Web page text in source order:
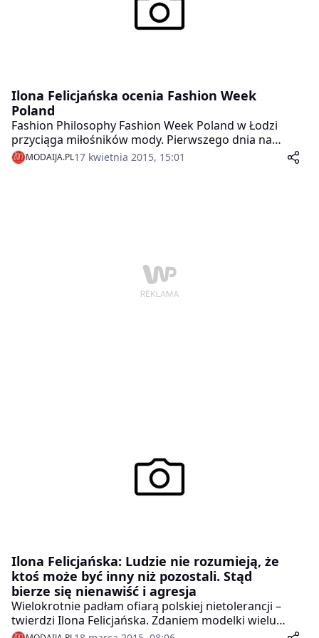
Ilona Felicjańska ocenia Fashion Week
Poland
Fashion Philosophy Fashion Week Poland w Łodzi
przyciąga miłośników mody. Pierwszego dnia na
pokazie pojawiła się Ilona Felicjańska. Jak oceniła
projekty?
MODAIJA.PL17 kwietnia 2015, 15:01
Ilona Felicjańska: Ludzie nie rozumieją, że
ktoś może być inny niż pozostali. Stąd
bierze się nienawiść i agresja
Wielokrotnie padłam ofiarą polskiej nietolerancji –
twierdzi Ilona Felicjańska. Zdaniem modelki wielu
Polakom wciąż trudno jest zrozumieć i zaakceptować